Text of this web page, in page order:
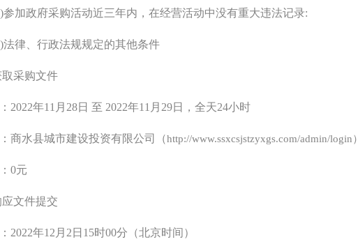
参加政府采购活动近三年内，在经营活动中没有重大违法记录:
法律、行政法规规定的其他条件
采购文件
2022年11月 28日 至 2022年11 月 29日，全天24小时
商水县城市建设投资有限公司 （http://www.ssxcsjstzyxgs.com/admin/login）
0元
应文件提交
2022年12 月 2 日 15时00分（北京时间）